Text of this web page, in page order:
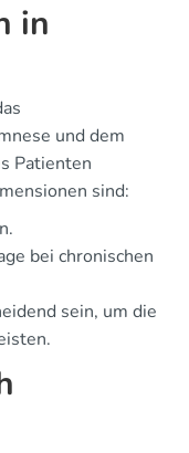
in
und dem
Patienten
sind:
bei chronischen
sein, um die